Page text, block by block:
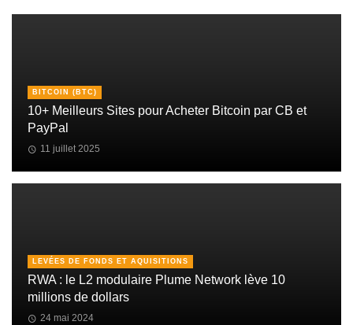
BITCOIN (BTC)
10+ Meilleurs Sites pour Acheter Bitcoin par CB et
PayPal
11 juillet 2025
LEVÉES DE FONDS ET AQUISITIONS
RWA : le L2 modulaire Plume Network lève 10
millions de dollars
24 mai 2024